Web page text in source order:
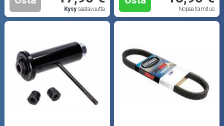
Kysysaatavuutta Nopea toimitus